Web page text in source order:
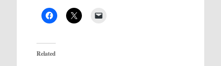
Related